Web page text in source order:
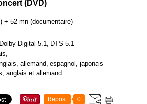
(DVD)
+ 52 mn (documentaire)
Digital 5.1, DTS 5.1
allemand, espagnol, japonais
anglais et allemand.
Repost 0